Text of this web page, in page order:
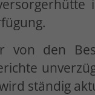
den
ständig